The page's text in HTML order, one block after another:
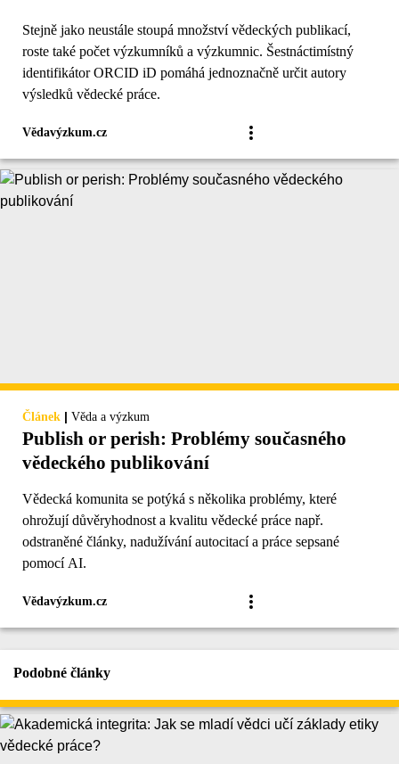
Stejně jako neustále stoupá množství vědeckých publikací,
roste také počet výzkumníků a výzkumnic. Šestnáctimístný
identifikátor ORCID iD pomáhá jednoznačně určit autory
výsledků vědecké práce.
Vědavýzkum.cz
Článek | Věda a výzkum
Publish or perish: Problémy současného
vědeckého publikování
Vědecká komunita se potýká s několika problémy, které
ohrožují důvěryhodnost a kvalitu vědecké práce např.
odstraněné články, nadužívání autocitací a práce sepsané
pomocí AI.
Vědavýzkum.cz
Podobné články